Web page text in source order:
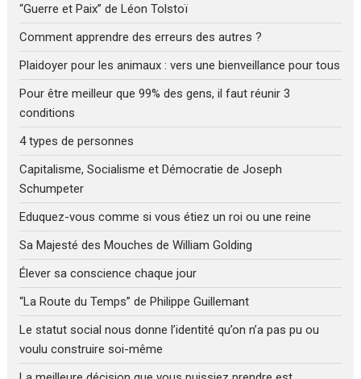
“Guerre et Paix” de Léon Tolstoï
Comment apprendre des erreurs des autres ?
Plaidoyer pour les animaux : vers une bienveillance pour tous
Pour être meilleur que 99% des gens, il faut réunir 3
conditions
4 types de personnes
Capitalisme, Socialisme et Démocratie de Joseph
Schumpeter
Eduquez-vous comme si vous étiez un roi ou une reine
Sa Majesté des Mouches de William Golding
Élever sa conscience chaque jour
“La Route du Temps” de Philippe Guillemant
Le statut social nous donne l’identité qu’on n’a pas pu ou
voulu construire soi-même